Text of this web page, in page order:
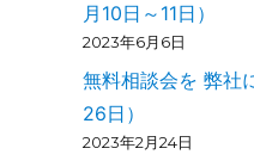
月10日～11日）
2023年6月6日
無料相談会を 弊社
26日）
2023年2月24日